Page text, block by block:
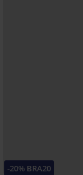
-20% BRA20